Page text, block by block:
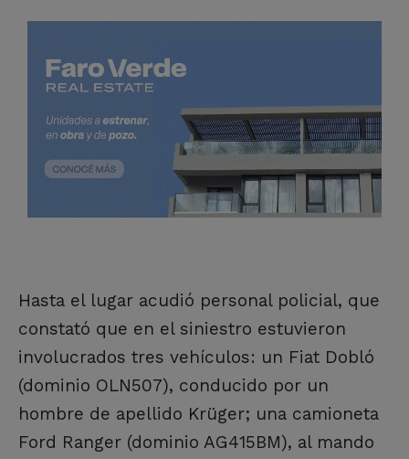
Hasta el lugar acudió personal policial, que
constató que en el siniestro estuvieron
involucrados tres vehículos: un Fiat Dobló
(dominio OLN507), conducido por un
hombre de apellido Krüger; una camioneta
Ford Ranger (dominio AG415BM), al mando